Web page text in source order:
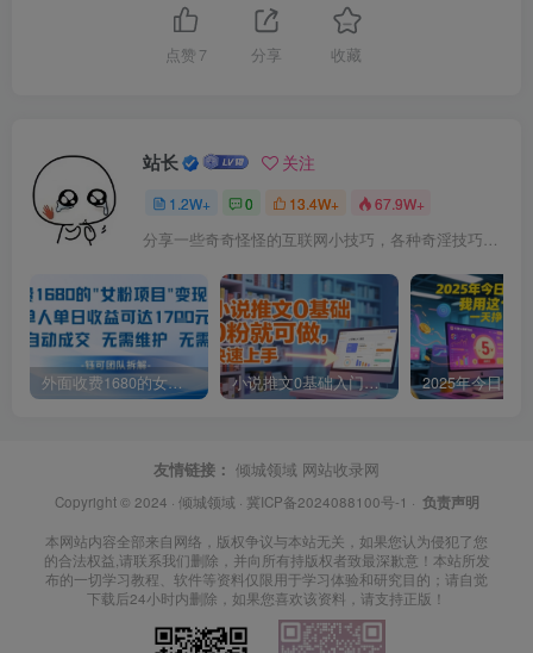
点赞 7 分享 收藏
站长 关注
1.2W+ 0 13.4W+ 67.9W+
分享一些奇奇怪怪的互联网小技巧，各种奇淫技巧都在本站。
外面收费1680的女粉项目变现，单人单日收益可达1.7k，全自动成交无需维护 小说推文0基础入门教程，0粉就可做，快速上手
友情链接： 倾城领域 网站收录网
Copyright © 2024 · 倾城领域· 冀ICP备2024088100号-1 · 负责声明
本网站内容全部来自网络，版权争议与本站无关，如果您认为侵犯了您
的合法权益,请联系我们删除，并向所有持版权者致最深歉意！本站所发
布的一切学习教程、软件等资料仅限用于学习体验和研究目的；请自觉
下载后24小时内删除，如果您喜欢该资料，请支持正版！